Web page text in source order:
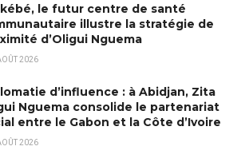
le futur centre de santé
illustre la stratégie de
d’Oligui Nguema
2026
d’influence : à Abidjan, Zita
Nguema consolide le partenariat
entre le Gabon et la Côte d’Ivoire
2026